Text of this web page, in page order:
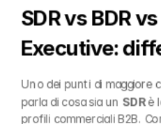
SDR vs BDR
Executive:
Uno dei punti di maggiore
parla di cosa sia un SDR è
profili commerciali B2B.